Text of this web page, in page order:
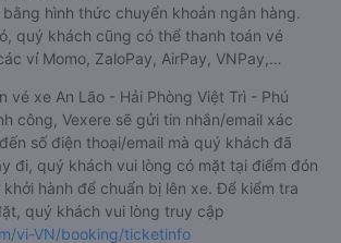
bằng hình thức chuyển khoản ngân hàng.
quý khách cũng có thể thanh toán vé
ví Momo, ZaloPay, AirPay, VNPay,…
vé xe An Lão - Hải Phòng Việt Trì - Phú
công, Vexere sẽ gửi tin nhắn/email xác
số điện thoại/email mà quý khách đã
đi, quý khách vui lòng có mặt tại điểm đón
hành để chuẩn bị lên xe. Để kiểm tra
quý khách vui lòng truy cập
vi-VN/booking/ticketinfo